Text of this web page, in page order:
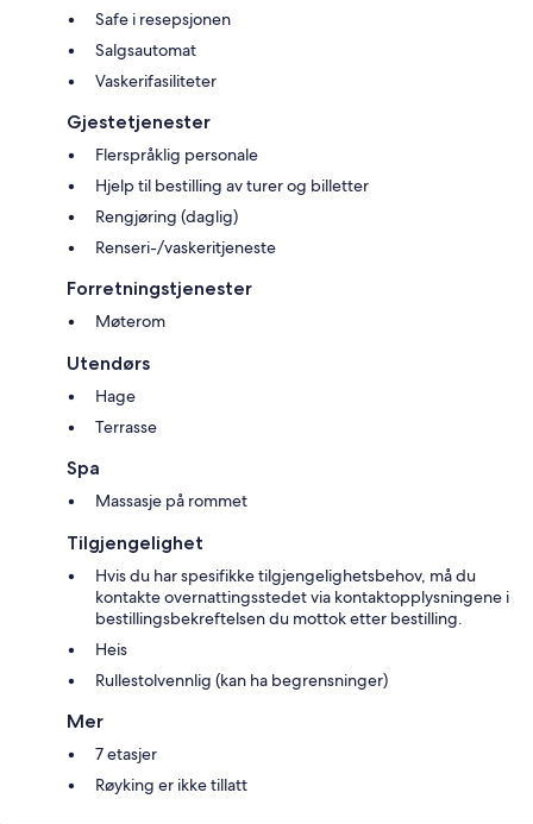
Safe i resepsjonen
Salgsautomat
Vaskerifasiliteter
Gjestetjenester
Flerspråklig personale
Hjelp til bestilling av turer og billetter
Rengjøring (daglig)
Renseri-/vaskeritjeneste
Forretningstjenester
Møterom
Utendørs
Hage
Terrasse
Spa
Massasje på rommet
Tilgjengelighet
Hvis du har spesifikke tilgjengelighetsbehov, må du
kontakte overnattingsstedet via kontaktopplysningene i
bestillingsbekreftelsen du mottok etter bestilling.
Heis
Rullestolvennlig (kan ha begrensninger)
Mer
7 etasjer
Røyking er ikke tillatt